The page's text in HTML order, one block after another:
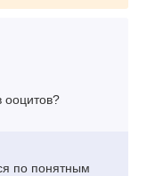
ооцитов?
по понятным